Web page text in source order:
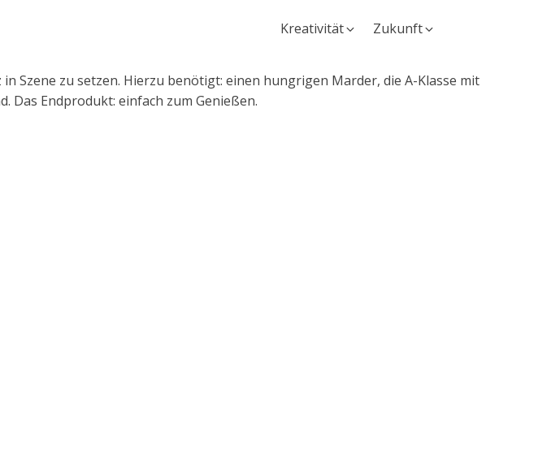
Kreativität Zukunft
Szene zu setzen. Hierzu benötigt: einen hungrigen Marder, die A-Klasse mit
Endprodukt: einfach zum Genießen.